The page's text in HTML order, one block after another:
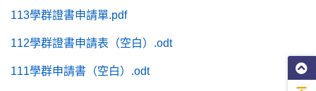
113學群證書申請單.pdf
112學群證書申請表（空白）.odt
111學群申請書（空白）.odt